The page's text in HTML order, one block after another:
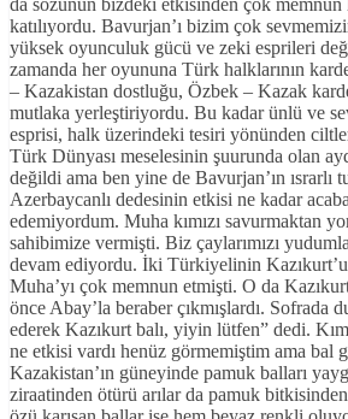
da sözünün bizdeki etkisinden çok memnun
katılıyordu. Bavurjan’ı bizim çok
yüksek oyunculuk gücü ve zeki esprileri
zamanda her oyununa Türk halklarının
– Kazakistan dostluğu, Özbek – Kazak
mutlaka yerleştiriyordu. Bu kadar ünlü ve
esprisi, halk üzerindeki tesiri yönünden
Türk Dünyası meselesinin şuurunda olan
değildi ama ben yine de Bavurjan’ın ısrarlı
Azerbaycanlı dedesinin etkisi ne kadar
edemiyordum. Muha kımızı savurmaktan
sahibimize vermişti. Biz çaylarımızı
devam ediyordu. İki Türkiyelinin
Muha’yı çok memnun etmişti. O da
önce Abay’la beraber çıkmışlardı. Sofrada
ederek Kazıkurt balı, yiyin lütfen” dedi.
ne etkisi vardı henüz görmemiştim ama bal
Kazakistan’ın güneyinde pamuk balları
ziraatinden ötürü arılar da pamuk